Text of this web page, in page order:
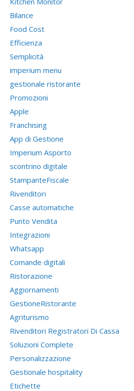
Bilance
Food Cost
Efficienza
Semplicità
imperium menu
gestionale ristorante
Promozioni
Apple
Franchising
App di Gestione
Imperium Asporto
scontrino digitale
StampanteFiscale
Rivenditori
Casse automatiche
Punto Vendita
Integrazioni
Whatsapp
Comande digitali
Ristorazione
Aggiornamenti
GestioneRistorante
Agriturismo
Rivenditori Registratori Di Cassa
Soluzioni Complete
Personalizzazione
Gestionale hospitality
Etichette